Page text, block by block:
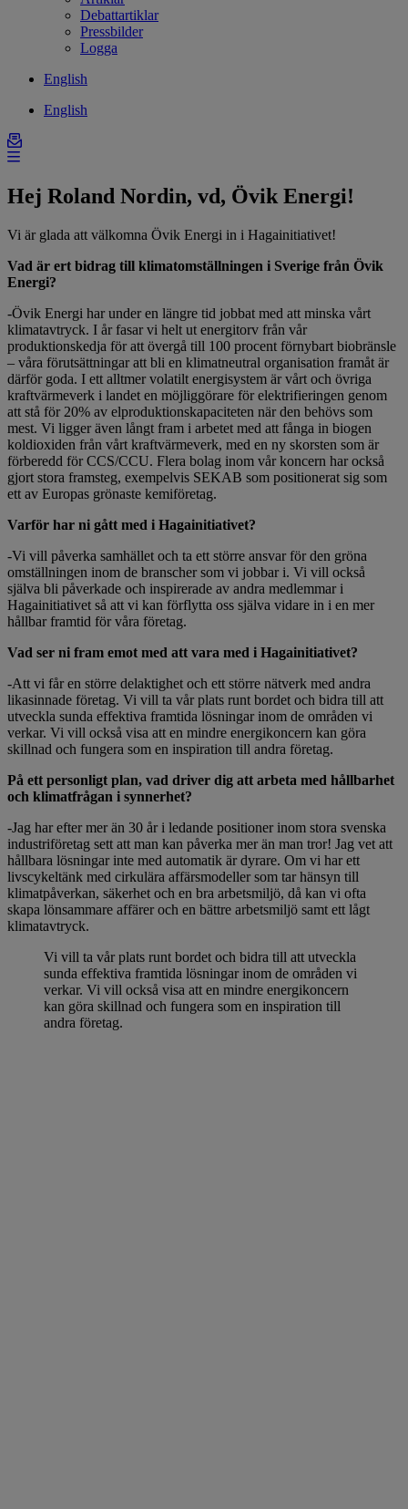
Debattartiklar
Pressbilder
Logga
English
English
Hej Roland Nordin, vd, Övik Energi!
Vi är glada att välkomna Övik Energi in i Hagainitiativet!
Vad är ert bidrag till klimatomställningen i Sverige från Övik
Energi?
-Övik Energi har under en längre tid jobbat med att minska vårt
klimatavtryck. I år fasar vi helt ut energitorv från vår
produktionskedja för att övergå till 100 procent förnybart biobränsle
– våra förutsättningar att bli en klimatneutral organisation framåt är
därför goda. I ett alltmer volatilt energisystem är vårt och övriga
kraftvärmeverk i landet en möjliggörare för elektrifieringen genom
att stå för 20% av elproduktionskapaciteten när den behövs som
mest. Vi ligger även långt fram i arbetet med att fånga in biogen
koldioxiden från vårt kraftvärmeverk, med en ny skorsten som är
förberedd för CCS/CCU. Flera bolag inom vår koncern har också
gjort stora framsteg, exempelvis SEKAB som positionerat sig som
ett av Europas grönaste kemiföretag.
Varför har ni gått med i Hagainitiativet?
-Vi vill påverka samhället och ta ett större ansvar för den gröna
omställningen inom de branscher som vi jobbar i. Vi vill också
själva bli påverkade och inspirerade av andra medlemmar i
Hagainitiativet så att vi kan förflytta oss själva vidare in i en mer
hållbar framtid för våra företag.
Vad ser ni fram emot med att vara med i Hagainitiativet?
-Att vi får en större delaktighet och ett större nätverk med andra
likasinnade företag. Vi vill ta vår plats runt bordet och bidra till att
utveckla sunda effektiva framtida lösningar inom de områden vi
verkar. Vi vill också visa att en mindre energikoncern kan göra
skillnad och fungera som en inspiration till andra företag.
På ett personligt plan, vad driver dig att arbeta med hållbarhet
och klimatfrågan i synnerhet?
-Jag har efter mer än 30 år i ledande positioner inom stora svenska
industriföretag sett att man kan påverka mer än man tror! Jag vet att
hållbara lösningar inte med automatik är dyrare. Om vi har ett
livscykeltänk med cirkulära affärsmodeller som tar hänsyn till
klimatpåverkan, säkerhet och en bra arbetsmiljö, då kan vi ofta
skapa lönsammare affärer och en bättre arbetsmiljö samt ett lågt
klimatavtryck.
Vi vill ta vår plats runt bordet och bidra till att utveckla
sunda effektiva framtida lösningar inom de områden vi
verkar. Vi vill också visa att en mindre energikoncern
kan göra skillnad och fungera som en inspiration till
andra företag.